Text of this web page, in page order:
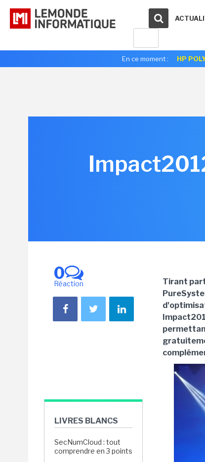
En ce moment : HP
0
Réaction
LIVRES BLANCS
SecNumCloud : tout
comprendre en 3 points
Tirant